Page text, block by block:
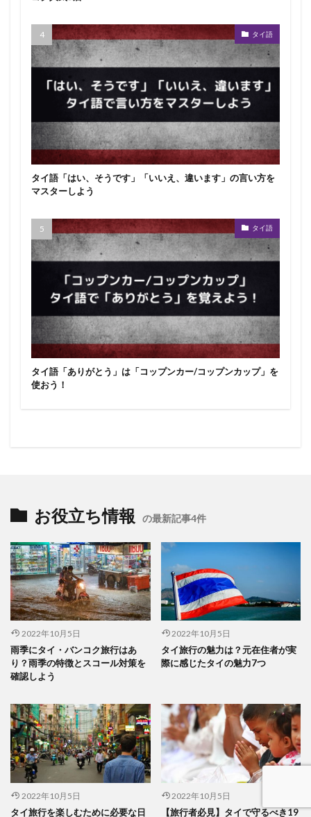
タイ語
タイ語「はい、そうです」「いいえ、違います」の言い方を
マスターしよう
タイ語
タイ語「ありがとう」は「コップンカー/コップンカップ」を
使おう！
お役立ち情報 の最新記事4件
2022年10月5日
雨季にタイ・バンコク旅行はあ
り？雨季の特徴とスコール対策を
確認しよう
2022年10月5日
タイ旅行の魅力は？元在住者が実
際に感じたタイの魅力7つ
2022年10月5日
タイ旅行を楽しむために必要な日
2022年10月5日
【旅行者必見】タイで守るべき19